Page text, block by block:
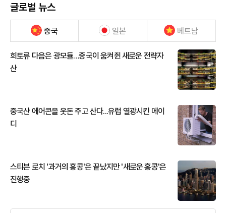
글로벌 뉴스
중국 일본 베트남
희토류 다음은 광모듈…중국이 움켜쥔 새로운 전략자
산
중국산 에어콘을 웃돈 주고 산다...유럽 열광시킨 메이
디
스티븐 로치 '과거의 홍콩'은 끝났지만 '새로운 홍콩'은
진행중